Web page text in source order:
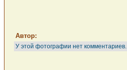
Автор:
У этой фотографии нет комментариев.